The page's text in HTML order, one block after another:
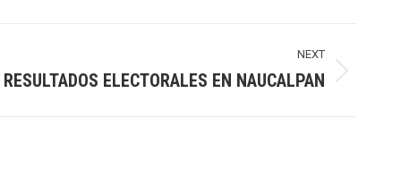
NEXT
ELECTORALES EN NAUCALPAN